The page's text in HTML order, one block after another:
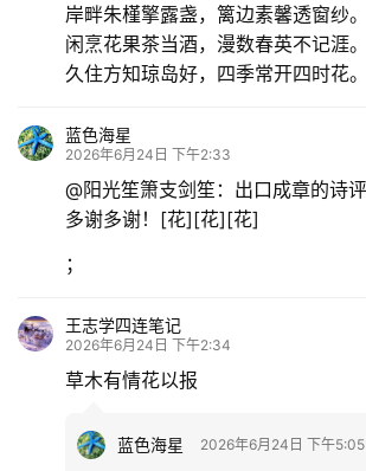
文
情
岸畔朱槿擎露盏，篱边素馨透窗纱。
闲烹花果茶当酒，漫数春英不记涯。
久住方知琼岛好，四季常开四时花。
蓝色海星
2026年6月24日 下午2:33
@阳光笙箫支剑笙：出口成章的诗
多谢多谢！[花][花][花]
；
王志学四连笔记
2026年6月24日 下午2:34
草木有情花以报
蓝色海星 2026年6月24日 下午5:05